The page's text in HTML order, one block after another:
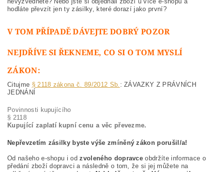
hodláte převzít jen ty zásilky, které dorazí jako první?
V TOM PŘÍPADĚ DÁVEJTE DOBRÝ POZOR
NEJDŘÍVE SI ŘEKNEME, CO SI O TOM MYSLÍ
ZÁKON:
Citujme § 2118 zákona č. 89/2012 Sb. : ZÁVAZKY Z PRÁVNÍCH
JEDNÁNÍ
Povinnosti kupujícího
§ 2118
Kupující zaplatí kupní cenu a věc převezme.
Nepřevzetím zásilky byste výše zmíněný zákon porušil/a!
Od našeho e-shopu i odzvoleného dopravceobdržíte informace o
předání zboží dopravci a následně o tom, že si jej můžete na